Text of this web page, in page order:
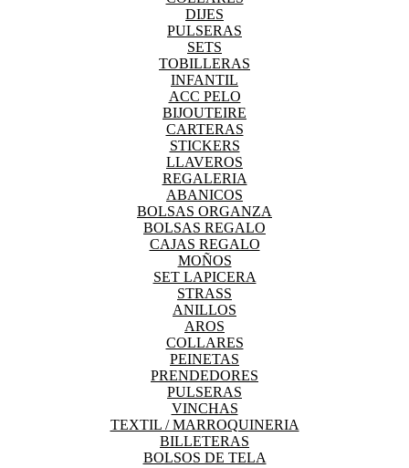
DIJES
PULSERAS
SETS
TOBILLERAS
INFANTIL
ACC PELO
BIJOUTEIRE
CARTERAS
STICKERS
LLAVEROS
REGALERIA
ABANICOS
BOLSAS ORGANZA
BOLSAS REGALO
CAJAS REGALO
MOÑOS
SET LAPICERA
STRASS
ANILLOS
AROS
COLLARES
PEINETAS
PRENDEDORES
PULSERAS
VINCHAS
TEXTIL / MARROQUINERIA
BILLETERAS
BOLSOS DE TELA